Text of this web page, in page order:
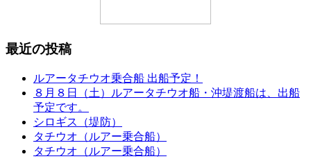
最近の投稿
ルアータチウオ乗合船 出船予定！
８月８日（土）ルアータチウオ船・沖堤渡船は、出船
予定です。
シロギス（堤防）
タチウオ（ルアー乗合船）
タチウオ（ルアー乗合船）